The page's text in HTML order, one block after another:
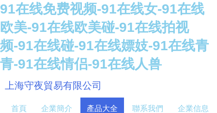
91在线免费视频-91在线女-91在线
欧美-91在线欧美碰-91在线拍视
频-91在线碰-91在线嫖妓-91在线青
青-91在线情侣-91在线人兽
上海守夜貿易有限公司
首頁 企業簡介 產品大全 聯系我們 企業信息